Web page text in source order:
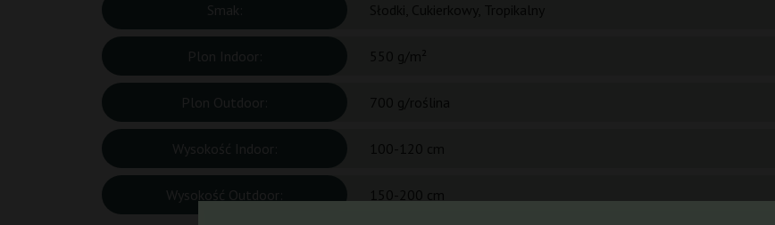
Smak:
Plon Indoor:
Plon Outdoor:
Wysokość Indoor:
Wysokość Outdoor: